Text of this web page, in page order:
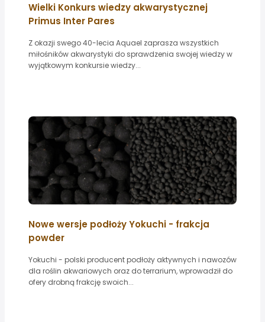
Wielki Konkurs wiedzy akwarystycznej
Primus Inter Pares
Z okazji swego 40-lecia Aquael zaprasza wszystkich
miłośników akwarystyki do sprawdzenia swojej wiedzy w
wyjątkowym konkursie wiedzy...
Nowe wersje podłoży Yokuchi - frakcja
powder
Yokuchi - polski producent podłoży aktywnych i nawozów
dla roślin akwariowych oraz do terrarium, wprowadził do
ofery drobną frakcję swoich...